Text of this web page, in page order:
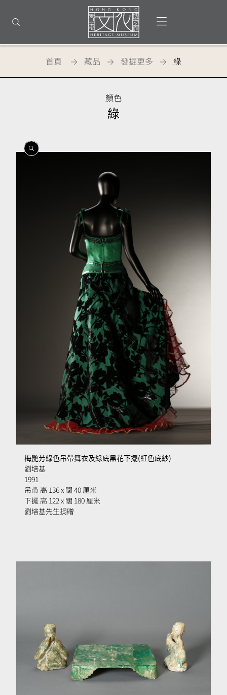
部
打開搜尋
首
頁
打開選單
首頁 藏品 發掘更多 綠
顏色
綠
開
啟
梅艷芳綠色吊帶舞衣及綠底黑花下擺(紅色底紗)
劉培基
1991
吊帶 高 136 x 闊 40 厘米
下擺 高 122 x 闊 180 厘米
劉培基先生捐贈
開
啟
開
啟